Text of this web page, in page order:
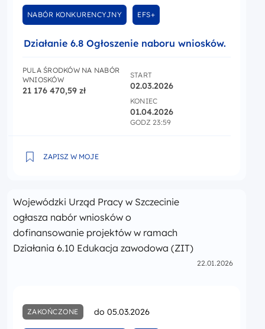
NABÓR KONKURENCYJNY EFS+
Działanie 6.8 Ogłoszenie naboru wniosków.
PULA ŚRODKÓW NA NABÓR
WNIOSKÓW
21 176 470,59 zł
START
02.03.2026
KONIEC
01.04.2026
GODZ 23:59
ZAPISZ W MOJE
Działanie 6.8 Ogłoszenie naboru wniosków.
Wojewódzki Urząd Pracy w Szczecinie
ogłasza nabór wniosków o
dofinansowanie projektów w ramach
Działania 6.10 Edukacja zawodowa (ZIT)
22.01.2026
ZAKOŃCZONE do 05.03.2026